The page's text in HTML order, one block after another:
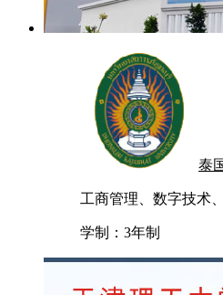
泰
工商管理、数字技术
学制： 3年制